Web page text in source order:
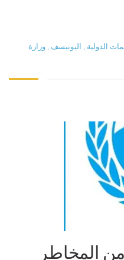
الدولية اليونيسف
وزارة
المخاطر